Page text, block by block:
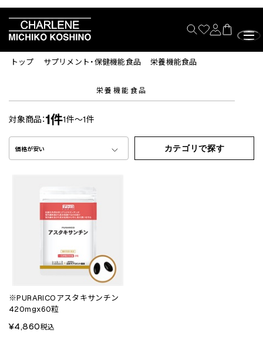
トップ サプリメント・保健機能食品 栄養機能食品
栄養機能食品
対象商品：1件1件～1件
価格が安い カテゴリで探す
※PURARICOアスタキサンチン
420mgx60粒
¥4,860税込